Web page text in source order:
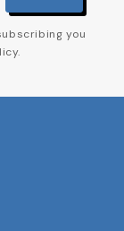
you